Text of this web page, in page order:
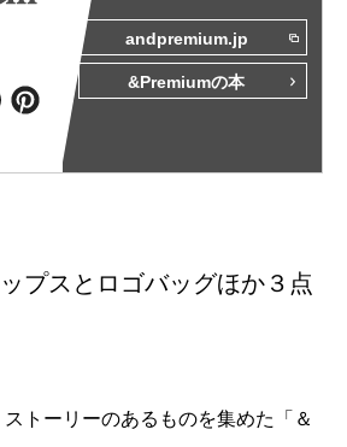
andpremium.jp
&Premiumの本
プスとロゴバッグほか３点
トーリーのあるものを集めた「＆